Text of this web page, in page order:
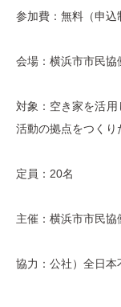
参加費：無料（申込
会場：横浜市市民
対象：空き家を活
活動の拠点をつくり
定員：20名
主催：横浜市市民
協力：公社）全日本